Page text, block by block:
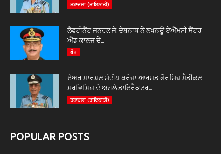
ਤਬਾਦਲਾ (ਤਾਇਨਾਤੀ)
ਲੈਫਟੀਨੈਂਟ ਜਨਰਲ ਜੇ. ਦੇਬਨਾਥ ਨੇ ਲਖਨਊ ਏਐੱਮਸੀ ਸੈਂਟਰ
ਐਂਡ ਕਾਲਜ ਦੇ...
ਫੌਜ
ਏਅਰ ਮਾਰਸ਼ਲ ਸੰਦੀਪ ਥਰੇਜਾ ਆਰਮਡ ਫੋਰਸਿਜ਼ ਮੈਡੀਕਲ
ਸਰਵਿਸਿਜ਼ ਦੇ ਅਗਲੇ ਡਾਇਰੈਕਟਰ...
ਤਬਾਦਲਾ (ਤਾਇਨਾਤੀ)
POPULAR POSTS